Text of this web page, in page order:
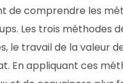
de comprendre les
Les trois méthodes
le travail de la valeur
En appliquant ces